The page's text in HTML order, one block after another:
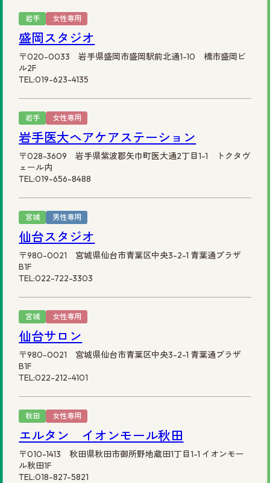
岩手 女性専用
盛岡スタジオ
〒020-0033 岩手県盛岡市盛岡駅前北通1-10 橋市盛岡ビ
ル2F
TEL:019-623-4135
岩手 女性専用
岩手医大ヘアケアステーション
〒028-3609 岩手県紫波郡矢巾町医大通2丁目1-1 トクタヴ
ェール内
TEL:019-656-8488
宮城 男性専用
仙台スタジオ
〒980-0021 宮城県仙台市青葉区中央3-2-1 青葉通プラザ
B1F
TEL:022-722-3303
宮城 女性専用
仙台サロン
〒980-0021 宮城県仙台市青葉区中央3-2-1 青葉通プラザ
B1F
TEL:022-212-4101
秋田 女性専用
エルタン イオンモール秋田
〒010-1413 秋田県秋田市御所野地蔵田1丁目1-1 イオンモー
ル秋田1F
TEL:018-827-5821